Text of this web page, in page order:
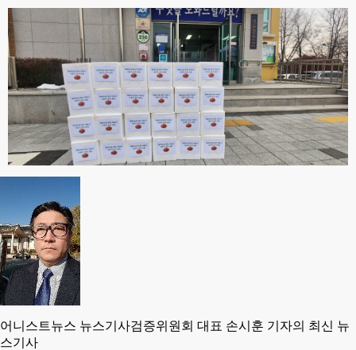
어니스트뉴스 뉴스기사검증위원회 대표 손시훈 기자의 최신 뉴
스기사